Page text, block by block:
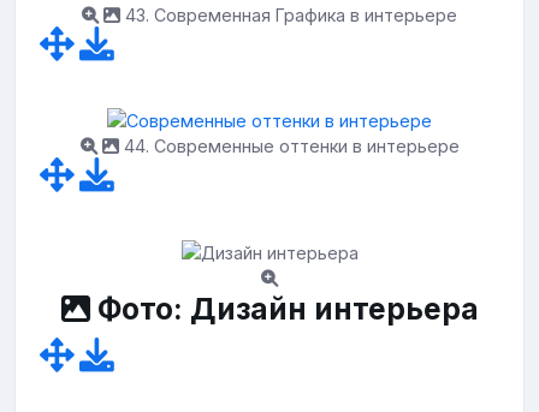
43. Современная Графика в интерьере
44. Современные оттенки в интерьере
Фото: Дизайн интерьера